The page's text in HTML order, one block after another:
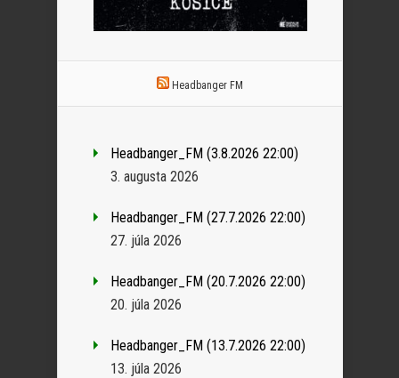
Headbanger FM
Headbanger_FM (3.8.2026 22:00)
3. augusta 2026
Headbanger_FM (27.7.2026 22:00)
27. júla 2026
Headbanger_FM (20.7.2026 22:00)
20. júla 2026
Headbanger_FM (13.7.2026 22:00)
13. júla 2026